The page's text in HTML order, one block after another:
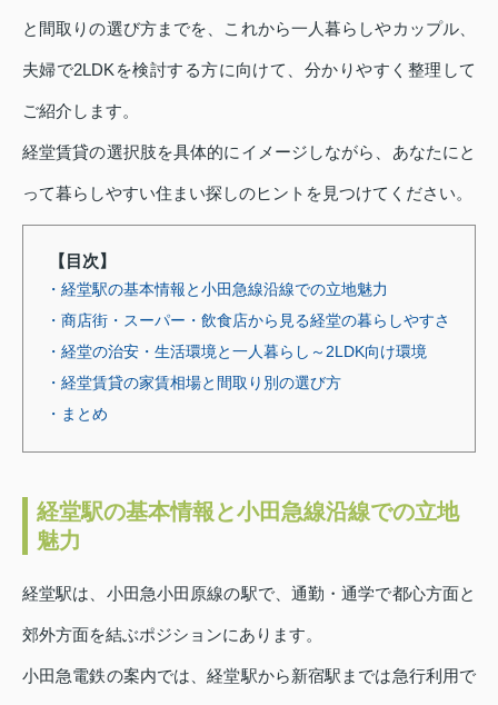
と間取りの選び方までを、これから一人暮らしやカップル、
夫婦で2LDKを検討する方に向けて、分かりやすく整理して
ご紹介します。
経堂賃貸の選択肢を具体的にイメージしながら、あなたにと
って暮らしやすい住まい探しのヒントを見つけてください。
【目次】
・経堂駅の基本情報と小田急線沿線での立地魅力
・商店街・スーパー・飲食店から見る経堂の暮らしやすさ
・経堂の治安・生活環境と一人暮らし～2LDK向け環境
・経堂賃貸の家賃相場と間取り別の選び方
・まとめ
経堂駅の基本情報と小田急線沿線での立地
魅力
経堂駅は、小田急小田原線の駅で、通勤・通学で都心方面と
郊外方面を結ぶポジションにあります。
小田急電鉄の案内では、経堂駅から新宿駅までは急行利用で